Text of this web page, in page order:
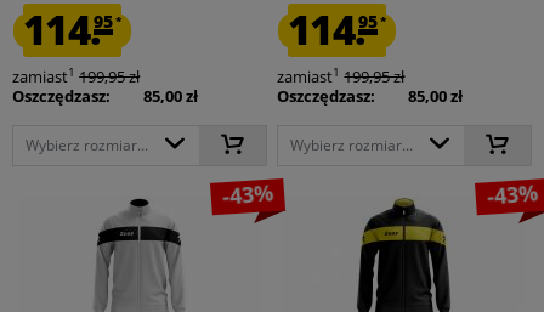
114.95*
zamiast1 199,95 zł
Oszczędzasz:
85,00 zł
Wybierz rozmiar...
114.95*
zamiast1 199,95 zł
Oszczędzasz:
85,00 zł
Wybierz rozmiar...
-43% -43%